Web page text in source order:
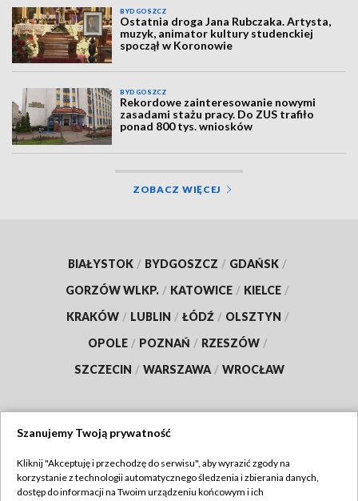
BYDGOSZCZ
Ostatnia droga Jana Rubczaka. Artysta,
muzyk, animator kultury studenckiej
spoczął w Koronowie
BYDGOSZCZ
Rekordowe zainteresowanie nowymi
zasadami stażu pracy. Do ZUS trafiło
ponad 800 tys. wniosków
ZOBACZ WIĘCEJ
BIAŁYSTOK / BYDGOSZCZ / GDAŃSK /
GORZÓW WLKP. / KATOWICE / KIELCE /
KRAKÓW / LUBLIN / ŁÓDŹ / OLSZTYN /
OPOLE / POZNAŃ / RZESZÓW /
SZCZECIN / WARSZAWA / WROCŁAW
TVP
Szanujemy Twoją prywatność
Kliknij "Akceptuję i przechodzę do serwisu", aby wyrazić zgody na
korzystanie z technologii automatycznego śledzenia i zbierania danych,
dostęp do informacji na Twoim urządzeniu końcowym i ich